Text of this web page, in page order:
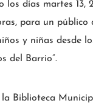
días martes 13,
para un público
y niñas desde
del Barrio”.
la Biblioteca